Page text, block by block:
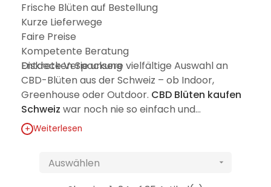
Frische Blüten auf Bestellung
Kurze Lieferwege
Faire Preise
Kompetente Beratung
Diskrete Verpackung
Entdecken Sie unsere vielfältige Auswahl an
CBD-Blüten aus der Schweiz – ob Indoor,
Greenhouse oder Outdoor. CBD Blüten kaufen
Schweiz war noch nie so einfach und
transparent.
+ Weiterlesen
Auswählen 